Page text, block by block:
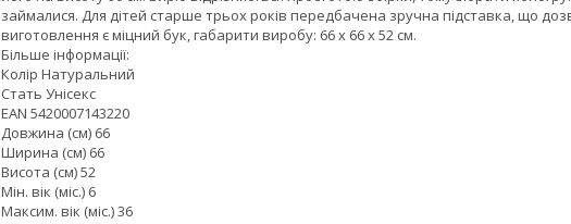
займалися. Для дітей старше трьох років передбачена зручна підставка, що
виготовлення є міцний бук, габарити виробу: 66 x 66 x 52 см.
Більше інформації:
Колір Натуральний
Стать Унісекс
EAN 5420007143220
Довжина (см) 66
Ширина (см) 66
Висота (см) 52
Мін. вік (міс.) 6
Максим. вік (міс.) 36